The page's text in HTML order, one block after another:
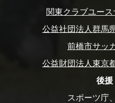
関東クラブユー
公益社団法人群馬
前橋市サッ
公益財団法人東京
後援
スポーツ庁